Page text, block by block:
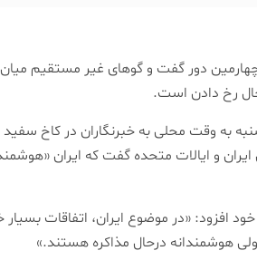
دور گفت و گوهای غیر مستقیم میان
حال رخ دادن است.
به وقت محلی به خبرنگاران در کاخ سفید
و ایالات متحده گفت که ایران
خود افزود: «در موضوع ایران، اتفاقات
هوشمندانه درحال مذاکره هستند.»